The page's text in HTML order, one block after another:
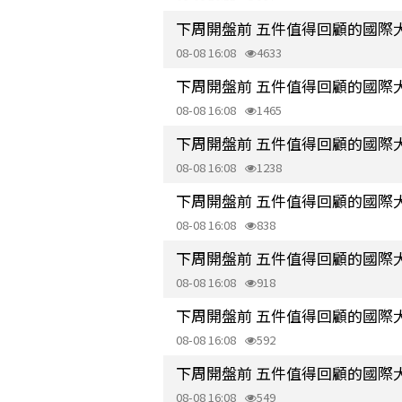
下周開盤前 五件值得回顧的國際
08-08 16:08 4633
下周開盤前 五件值得回顧的國際
08-08 16:08 1465
下周開盤前 五件值得回顧的國際
08-08 16:08 1238
下周開盤前 五件值得回顧的國際
08-08 16:08 838
下周開盤前 五件值得回顧的國際
08-08 16:08 918
下周開盤前 五件值得回顧的國際
08-08 16:08 592
下周開盤前 五件值得回顧的國際
08-08 16:08 549